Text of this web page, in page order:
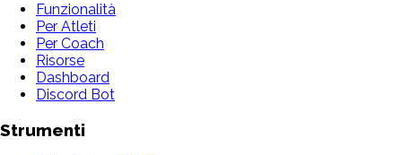
Funzionalità
Per Atleti
Per Coach
Risorse
Dashboard
Discord Bot
Strumenti